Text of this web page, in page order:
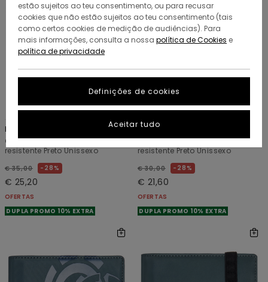
3
Icon Strap
Carteira grande bipartida
resistente Preto Unissexo
€ 35,00 28%
€ 25,20
OFERTAS
DUPLA PROMO 10% EXTRA
3
Icon Mini
Carteira pequena tripartida
resistente Preto Unissexo
€ 30,00 28%
€ 21,60
OFERTAS
DUPLA PROMO 10% EXTRA
estão sujeitos ao teu consentimento, ou para recusar
cookies que não estão sujeitos ao teu consentimento (tais
como certos cookies de medição de audiências). Para
mais informações, consulta a nossa política de Cookies e
política de privacidade
Definições de cookies
Aceitar tudo